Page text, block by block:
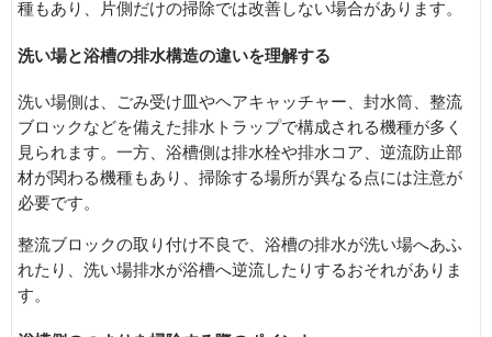
種もあり、片側だけの掃除では改善しない場合があります。
洗い場と浴槽の排水構造の違いを理解する
洗い場側は、ごみ受け皿やヘアキャッチャー、封水筒、整流
ブロックなどを備えた排水トラップで構成される機種が多く
見られます。一方、浴槽側は排水栓や排水コア、逆流防止部
材が関わる機種もあり、掃除する場所が異なる点には注意が
必要です。
整流ブロックの取り付け不良で、浴槽の排水が洗い場へあふ
れたり、洗い場排水が浴槽へ逆流したりするおそれがありま
す。